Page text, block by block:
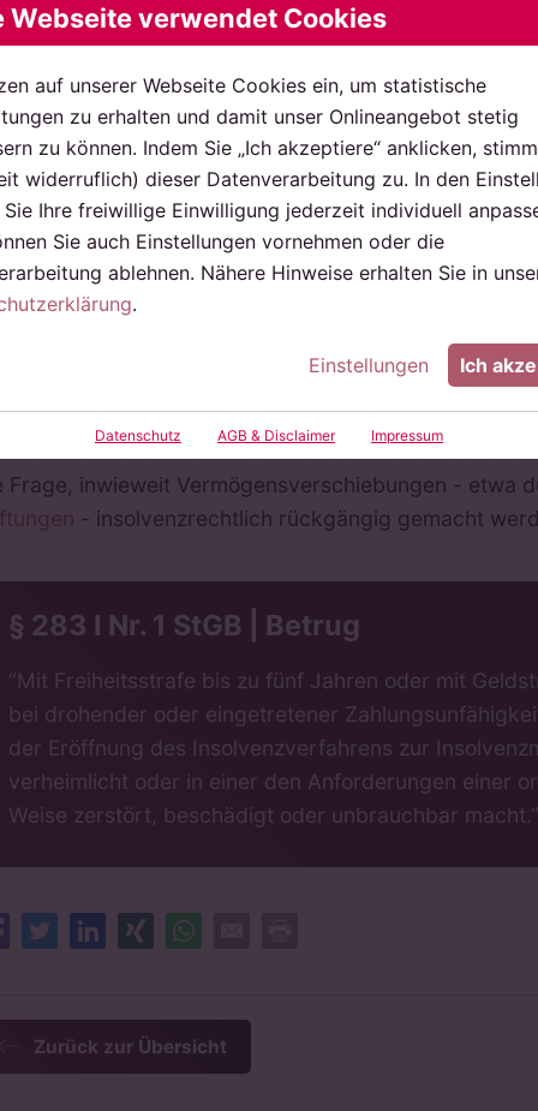
bei sehr vermögenden Menschen nicht
recht überzeugen konnte diese Schilderung das
bei dem statt teurer Uhren
waren auch die Umstände, warum Rene
hatte und warum er beim
bleibt Benko am Ende?
im Oktober war Rene Benko wegen
mehr strafrechtliche Vorwürfe, die zur Anklage
Spannung darf man erwarten, welche
noch finden werden. Neben der
Frage, inwieweit Vermögensverschiebungen - etwa
- insolvenzrechtlich rückgängig gemacht
§ 283 I Nr. 1 StGB | Betrug
“Mit Freiheitsstrafe bis zu fünf Jahren oder mit
bei drohender oder eingetretener
der Eröffnung des Insolvenzverfahrens zur
verheimlicht oder in einer den Anforderungen einer
Weise zerstört, beschädigt oder unbrauchbar
FacebookTwitterLinkedIn
XING
Zurück zur Übersicht
Webseite verwendet Cookies
auf unserer Webseite Cookies ein, um statistische
zu erhalten und damit unser Onlineangebot stetig
zu können. Indem Sie „Ich akzeptiere“ anklicken,
widerruflich) dieser Datenverarbeitung zu. In den
Sie Ihre freiwillige Einwilligung jederzeit individuell
Sie auch Einstellungen vornehmen oder die
ablehnen. Nähere Hinweise erhalten Sie in
.
Einstellungen Ich
Datenschutz AGB & Disclaimer Impressum